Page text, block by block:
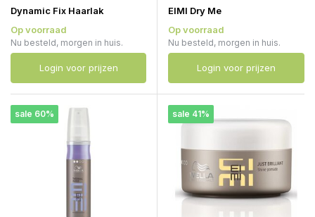
Dynamic Fix Haarlak
Op voorraad
Nu besteld, morgen in huis.
Login voor prijzen
EIMI Dry Me
Op voorraad
Nu besteld, morgen in huis.
Login voor prijzen
sale 60% sale 41%